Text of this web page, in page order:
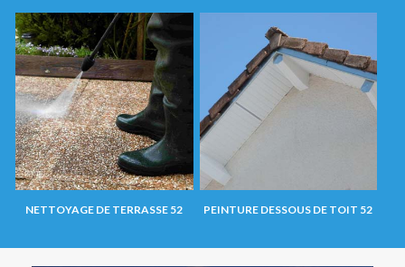
NETTOYAGE DE TERRASSE 52 PEINTURE DESSOUS DE TOIT 52